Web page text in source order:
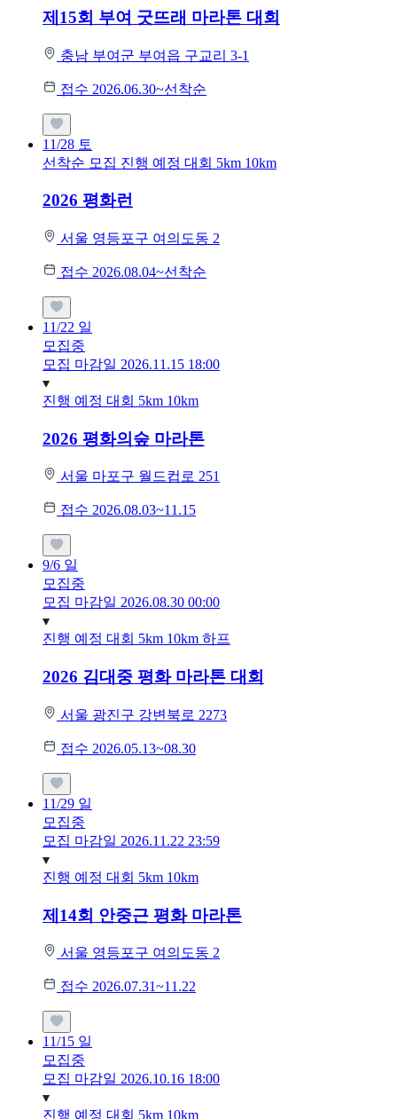
제15회 부여 굿뜨래 마라톤 대회
충남 부여군 부여읍 구교리 3-1
접수 2026.06.30~선착순
11/28 토
선착순 모집 진행 예정 대회 5km 10km
2026 평화런
서울 영등포구 여의도동 2
접수 2026.08.04~선착순
11/22 일
모집중
모집 마감일 2026.11.15 18:00
진행 예정 대회 5km 10km
2026 평화의숲 마라톤
서울 마포구 월드컵로 251
접수 2026.08.03~11.15
9/6 일
모집중
모집 마감일 2026.08.30 00:00
진행 예정 대회 5km 10km 하프
2026 김대중 평화 마라톤 대회
서울 광진구 강변북로 2273
접수 2026.05.13~08.30
11/29 일
모집중
모집 마감일 2026.11.22 23:59
진행 예정 대회 5km 10km
제14회 안중근 평화 마라톤
서울 영등포구 여의도동 2
접수 2026.07.31~11.22
11/15 일
모집중
모집 마감일 2026.10.16 18:00
진행 예정 대회 5km 10km